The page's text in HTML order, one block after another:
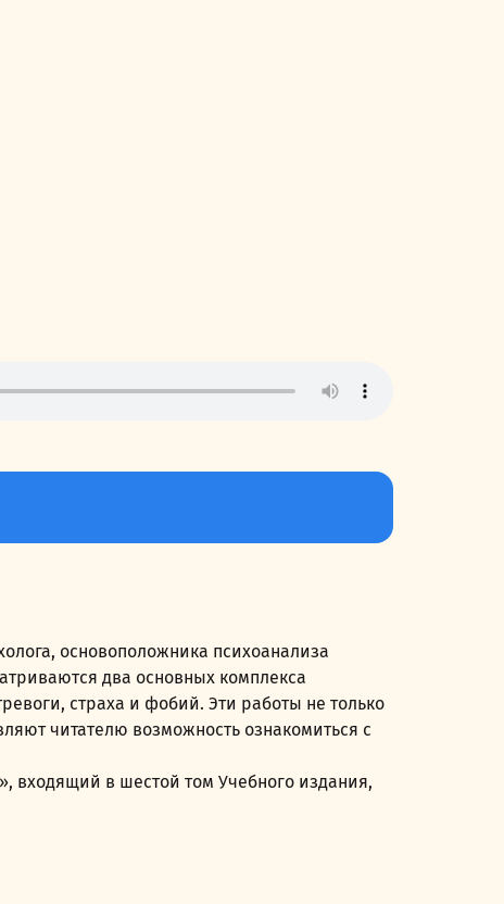
основоположника психоанализа
два основных комплекса
страха и фобий. Эти работы не только
читателю возможность ознакомиться с
входящий в шестой том Учебного издания,